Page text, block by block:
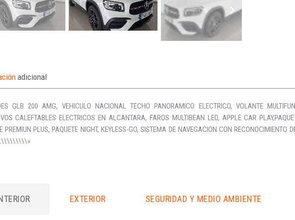
adicional
GLB 200 AMG, VEHICULO NACIONAL TECHO PANORAMICO ELECTRICO, VOLANTE
CALEFTABLES ELECTRICOS EN ALCANTARA, FAROS MULTIBEAN LED, APPLE CAR
PREMIUN PLUS, PAQUETE NIGHT, KEYLESS-GO, SISTEMA DE NAVEGACION CON RECONOCIMIENTO
EXTERIOR SEGURIDAD Y MEDIO AMBIENTE